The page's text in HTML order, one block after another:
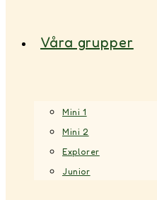
Våra grupper
Mini 1
Mini 2
Explorer
Junior